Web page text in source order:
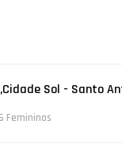
Sol - Santo
Femininos